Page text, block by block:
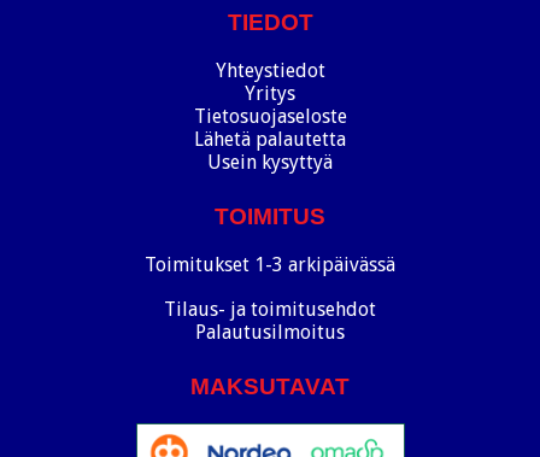
TIEDOT
Yhteystiedot
Yritys
Tietosuojaseloste
Lähetä palautetta
Usein kysyttyä
TOIMITUS
Toimitukset 1-3 arkipäivässä
Tilaus- ja toimitusehdot
Palautusilmoitus
MAKSUTAVAT